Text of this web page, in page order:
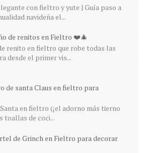
con fieltro y yute | Guía paso a
navideña el...
de renitos en Fieltro ❤️🎄
renito en fieltro que robe todas las
desde el primer vis...
de santa Claus en fieltro para
en fieltro (¡el adorno más tierno
toallas de coci...
de Grinch en Fieltro para decorar